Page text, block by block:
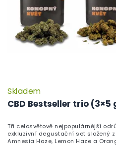
CBD Bestseller trio (3×5
Skladem
Tři celosvětově nejpopulárnější
exkluzivní degustační set složený
Amnesia Haze, Lemon Haze a